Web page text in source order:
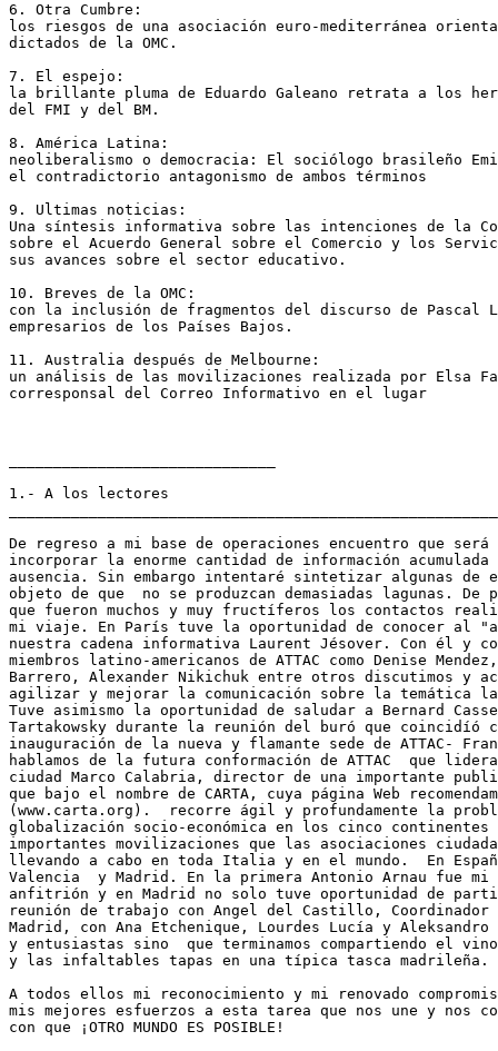
6. Otra Cumbre:
los riesgos de una asociación euro-mediterránea
dictados de la OMC.
7. El espejo:
la brillante pluma de Eduardo Galeano retrata a los
del FMI y del BM.
8. América Latina:
neoliberalismo o democracia: El sociólogo brasileño
el contradictorio antagonismo de ambos términos
9. Ultimas noticias:
Una síntesis informativa sobre las intenciones de la
sobre el Acuerdo General sobre el Comercio y los
sus avances sobre el sector educativo.
10. Breves de la OMC:
con la inclusión de fragmentos del discurso de Pascal
empresarios de los Países Bajos.
11. Australia después de Melbourne:
un análisis de las movilizaciones realizada por Elsa
corresponsal del Correo Informativo en el lugar
1.- A los lectores
De regreso a mi base de operaciones encuentro que
incorporar la enorme cantidad de información acumulada
ausencia. Sin embargo intentaré sintetizar algunas de
objeto de que  no se produzcan demasiadas lagunas. De
que fueron muchos y muy fructíferos los contactos
mi viaje. En París tuve la oportunidad de conocer al
nuestra cadena informativa Laurent Jésover. Con él y
miembros latino-americanos de ATTAC como Denise
Barrero, Alexander Nikichuk entre otros discutimos y
agilizar y mejorar la comunicación sobre la temática
Tuve asimismo la oportunidad de saludar a Bernard
Tartakowsky durante la reunión del buró que coincidíó
inauguración de la nueva y flamante sede de ATTAC-
hablamos de la futura conformación de ATTAC  que
ciudad Marco Calabria, director de una importante
que bajo el nombre de CARTA, cuya página Web
(www.carta.org).  recorre ágil y profundamente la
globalización socio-económica en los cinco continentes
importantes movilizaciones que las asociaciones
llevando a cabo en toda Italia y en el mundo.  En
Valencia  y Madrid. En la primera Antonio Arnau fue mi
anfitrión y en Madrid no solo tuve oportunidad de
reunión de trabajo con Angel del Castillo, Coordinador
Madrid, con Ana Etchenique, Lourdes Lucía y Aleksandro
y entusiastas sino  que terminamos compartiendo el
y las infaltables tapas en una típica tasca madrileña.
A todos ellos mi reconocimiento y mi renovado
mis mejores esfuerzos a esta tarea que nos une y nos
con que ¡OTRO MUNDO ES POSIBLE!